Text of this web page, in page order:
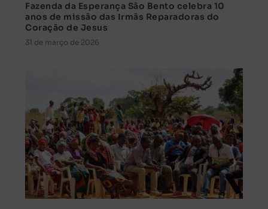
Fazenda da Esperança São Bento celebra 10
anos de missão das Irmãs Reparadoras do
Coração de Jesus
31 de março de 2026